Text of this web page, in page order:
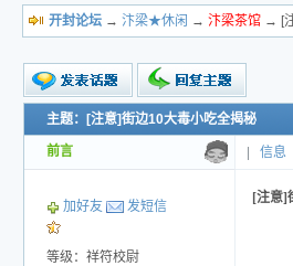
开封论坛 →汴梁★休闲 →汴梁茶馆 → [
新的主题
投票帖
交易帖
主题：[注意]街边10大毒小吃全揭秘
前言 信息
加好友 发短信
等级：祥符校尉
[注意]